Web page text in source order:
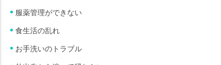
服薬管理ができない
食生活の乱れ
お手洗いのトラブル